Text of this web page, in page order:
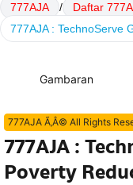
777AJA / Daftar
777AJA : TechnoServe
Gambaran
777AJA Ã‚Â© All Rights
777AJA :
Poverty